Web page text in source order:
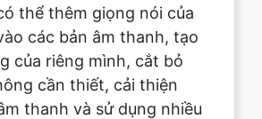
cần thiết, cải thiện
thanh và sử dụng nhiều
thuật.